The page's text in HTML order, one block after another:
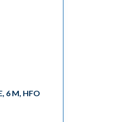
6 M, HFO